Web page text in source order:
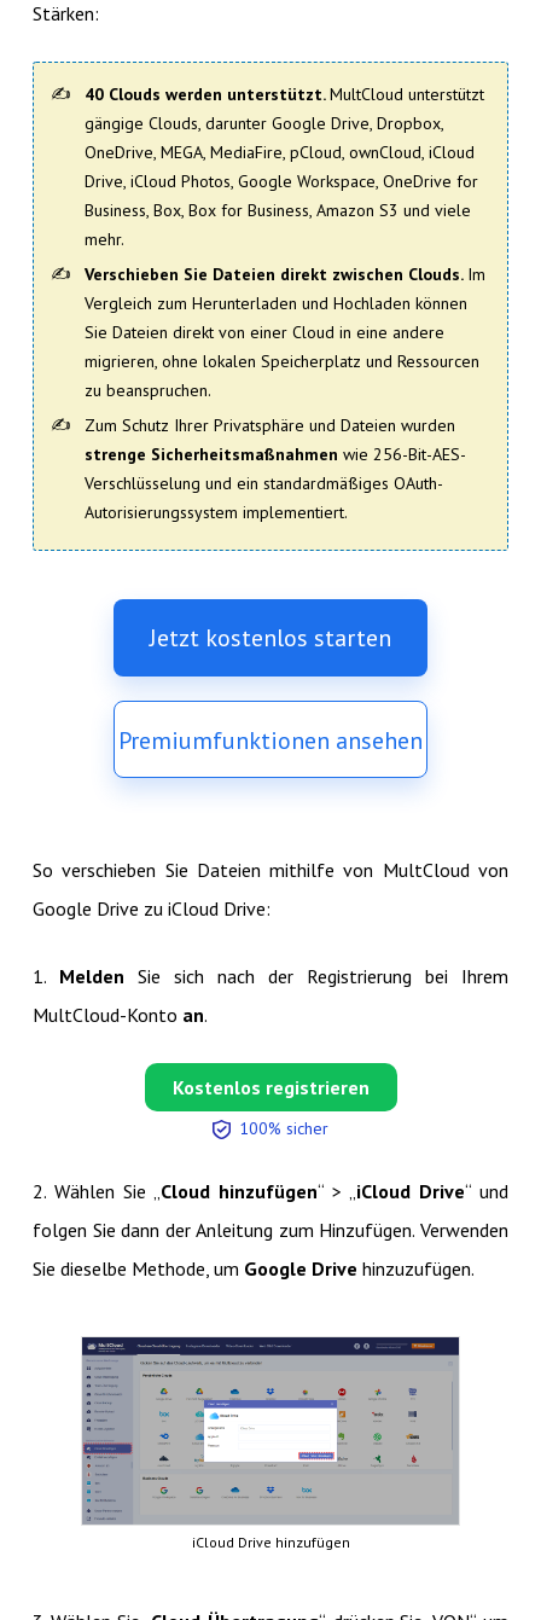
Stärken:
40 Clouds werden unterstützt.MultCloud unterstützt
gängige Clouds, darunter Google Drive, Dropbox,
OneDrive, MEGA, MediaFire, pCloud, ownCloud, iCloud
Drive, iCloud Photos, Google Workspace, OneDrive for
Business, Box, Box for Business, Amazon S3 und viele
mehr.
Verschieben Sie Dateien direkt zwischen Clouds. Im
Vergleich zum Herunterladen und Hochladen können
Sie Dateien direkt von einer Cloud in eine andere
migrieren, ohne lokalen Speicherplatz und Ressourcen
zu beanspruchen.
Zum Schutz Ihrer Privatsphäre und Dateien wurden
strenge Sicherheitsmaßnahmen wie 256-Bit-AES-
Verschlüsselung und ein standardmäßiges OAuth-
Autorisierungssystem implementiert.
Jetzt kostenlos starten
Premiumfunktionen ansehen
So verschieben Sie Dateien mithilfe von MultCloud von
Google Drive zu iCloud Drive:
1. Melden Sie sich nach der Registrierung bei Ihrem
MultCloud-Konto an.
Kostenlos registrieren
100% sicher
2. Wählen Sie „ Cloud hinzufügen“ > „ iCloud Drive“ und
folgen Sie dann der Anleitung zum Hinzufügen. Verwenden
Sie dieselbe Methode, um Google Drive hinzuzufügen.
iCloud Drive hinzufügen